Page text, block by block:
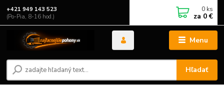
Menu
Hľadať
+421 949 143 523
(Po-Pia, 8-16 hod.)
0 ks
za 0 €